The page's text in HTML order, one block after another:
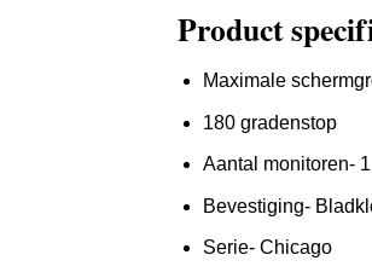
Product
Maximale
180 gradenstop
Aantal monitoren- 1
Bevestiging-
Serie- Chicago